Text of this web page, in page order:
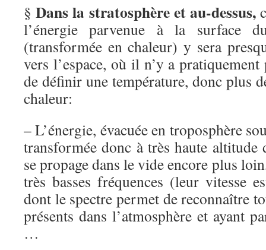
§Dans la stratosphère et au-dessus,
l’énergie parvenue à la surface
(transformée en chaleur) y sera
vers l’espace, où il n’y a
de définir une température, donc plus
chaleur:
– L’énergie, évacuée en troposphère
transformée donc à très haute altitude
se propage dans le vide encore plus
très basses fréquences (leur vitesse
dont le spectre permet de reconnaître
présents dans l’atmosphère et ayant
…